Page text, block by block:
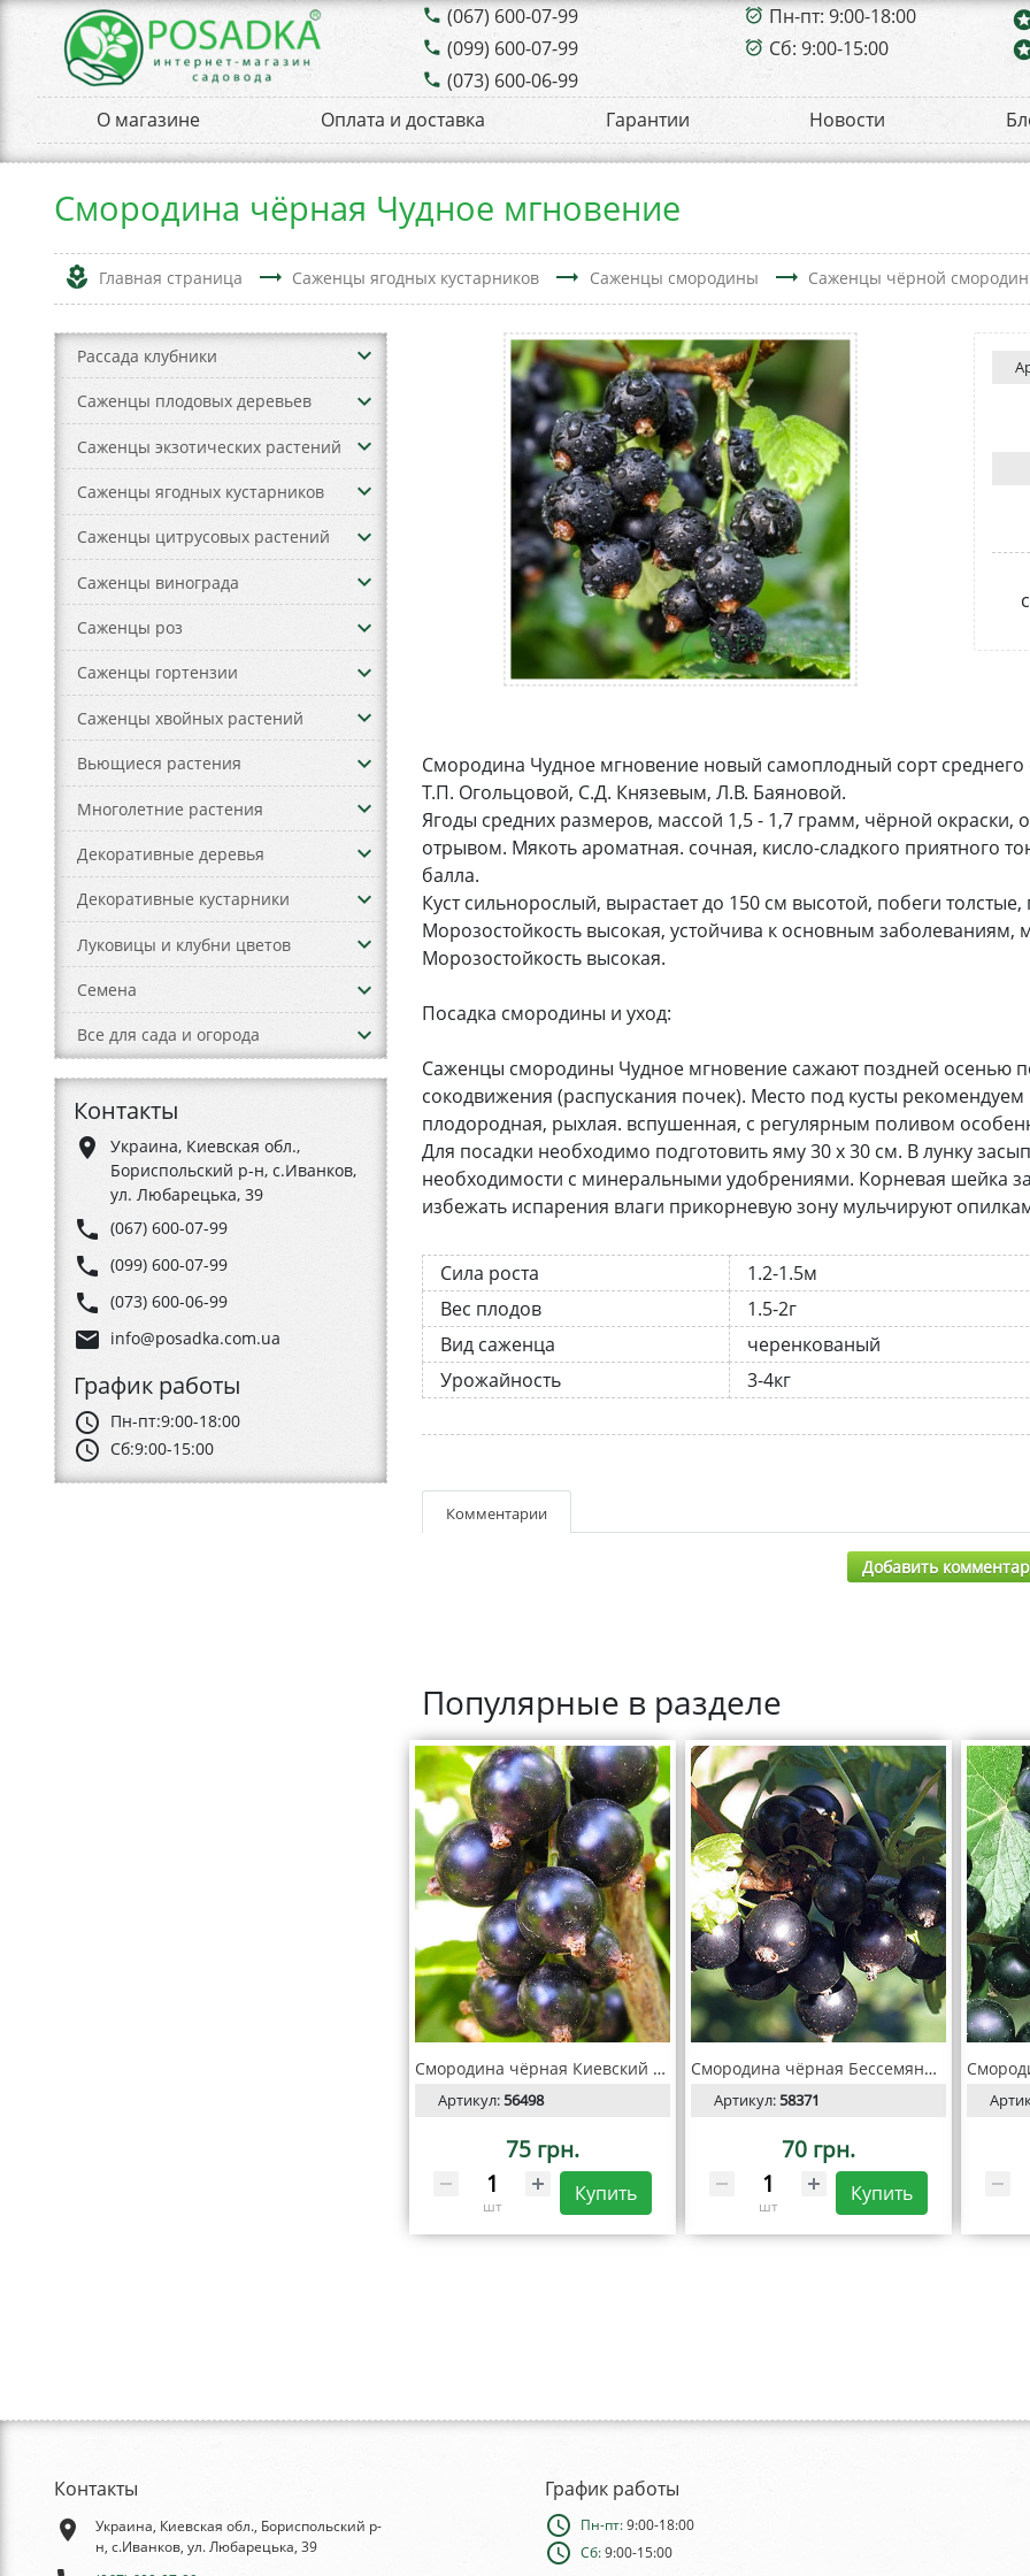
phone (067) 600-07-99
phone (099) 600-07-99
phone (073) 600-06-99
alarm_on Пн-пт: 9:00-18:00
alarm_on Сб: 9:00-15:00
О магазине Оплата и доставка Гарантии Новости
Смородина чёрная Чудное мгновение
local_florist Главная страница trending_flat Саженцы ягодных кустарников trending_flat Саженцы смородины trending_flat Саженцы чёрной
Рассада клубники keyboard_arrow_down
Саженцы плодовых деревьев keyboard_arrow_down
Саженцы экзотических растений keyboard_arrow_down
Саженцы ягодных кустарников keyboard_arrow_down
Саженцы цитрусовых растений keyboard_arrow_down
Саженцы винограда keyboard_arrow_down
Саженцы роз keyboard_arrow_down
Саженцы гортензии keyboard_arrow_down
Саженцы хвойных растений keyboard_arrow_down
Вьющиеся растения keyboard_arrow_down
Многолетние растения keyboard_arrow_down
Декоративные деревья keyboard_arrow_down
Декоративные кустарники keyboard_arrow_down
Луковицы и клубни цветов keyboard_arrow_down
Семена keyboard_arrow_down
Все для сада и огорода keyboard_arrow_down
Контакты
place
Украина, Киевская обл.,
Бориспольский р-н, с.Иванков,
ул. Любарецька, 39
phone (067) 600-07-99
phone (099) 600-07-99
phone (073) 600-06-99
email info@posadka.com.ua
График работы
schedule Пн-пт:9:00-18:00
schedule Сб:9:00-15:00
Смородина Чудное мгновение новый самоплодный сорт
Т.П. Огольцовой, С.Д. Князевым, Л.В. Баяновой.
Ягоды средних размеров, массой 1,5 - 1,7 грамм, чёрной окраски,
отрывом. Мякоть ароматная. сочная, кисло-сладкого приятного
балла.
Куст сильнорослый, вырастает до 150 см высотой, побеги
Морозостойкость высокая, устойчива к основным заболеваниям,
Морозостойкость высокая.
Посадка смородины и уход:
Саженцы смородины Чудное мгновение сажают поздней осенью
сокодвижения (распускания почек). Место под кусты
плодородная, рыхлая. вспушенная, с регулярным поливом
Для посадки необходимо подготовить яму 30 х 30 см. В лунку
необходимости с минеральными удобрениями. Корневая шейка
избежать испарения влаги прикорневую зону мульчируют
Сила роста
1.2-1.5м
Вес плодов
1.5-2г
Вид саженца
черенкованый
Урожайность
3-4кг
Комментарии
Добавить
Популярные в разделе
Смородина чёрная Киевский Великан С1
Артикул:56498
75 грн.
шт
Купить
Смородина чёрная Бессемянная (контейнер С1)
Артикул:58371
70 грн.
шт
Купить
Контакты
place
Украина, Киевская обл., Бориспольский р-
н, с.Иванков, ул. Любарецька, 39
График работы
schedule Пн-пт: 9:00-18:00
schedule Сб: 9:00-15:00